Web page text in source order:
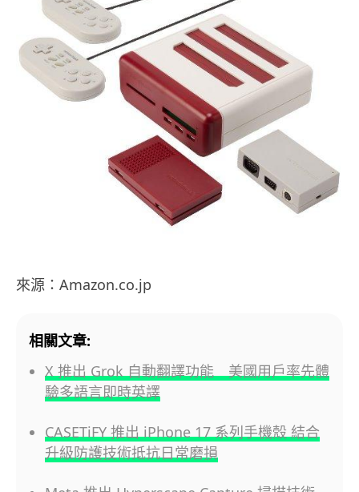
來源：Amazon.co.jp
相關文章:
X 推出 Grok 自動翻譯功能 美國用戶率先體
驗多語言即時英譯
CASETiFY 推出 iPhone 17 系列手機殼 結合
升級防護技術抵抗日常磨損